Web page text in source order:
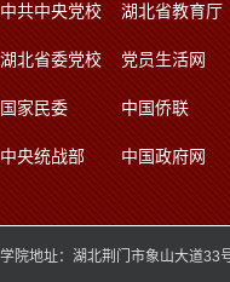
中共中央党校 湖北省教育厅
湖北省委党校 党员生活网
国家民委 中国侨联
中央统战部 中国政府网
学院地址：湖北荆门市象山大道